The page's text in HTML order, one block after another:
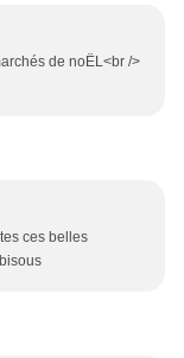
de noËL<br />
ces belles